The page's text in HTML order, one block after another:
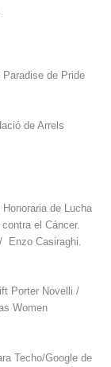
Paradise de Pride
de Arrels
de Lucha
el Cáncer.
Enzo Casiraghi.
Porter Novelli /
Women
Techo/Google de